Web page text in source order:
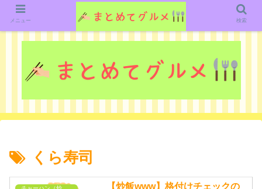
グルメ関連のいろいろなニューススレッドを紹介していきます。（鋭意作成中で
す）
くら寿司
【炒飯www】格付けチェックの
メニュー 検索